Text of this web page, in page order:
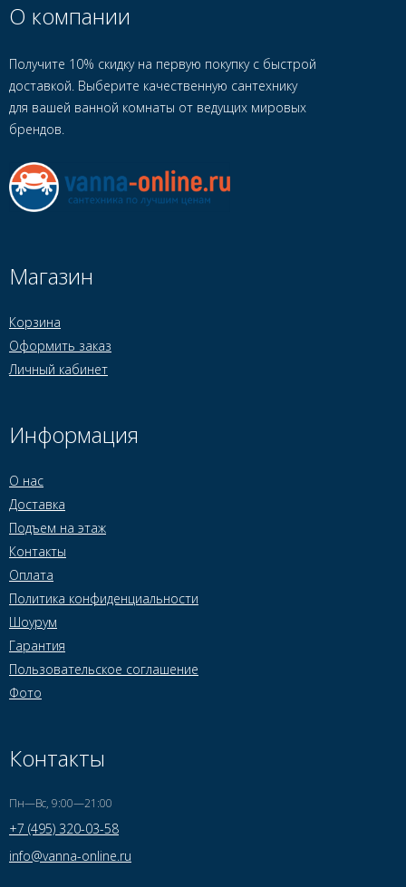
О компании
Получите 10% скидку на первую покупку с быстрой
доставкой. Выберите качественную сантехнику
для вашей ванной комнаты от ведущих мировых
брендов.
Магазин
Корзина
Оформить заказ
Личный кабинет
Информация
О нас
Доставка
Подъем на этаж
Контакты
Оплата
Политика конфиденциальности
Шоурум
Гарантия
Пользовательское соглашение
Фото
Контакты
Пн—Вс, 9:00—21:00
+7 (495) 320-03-58
info@vanna-online.ru